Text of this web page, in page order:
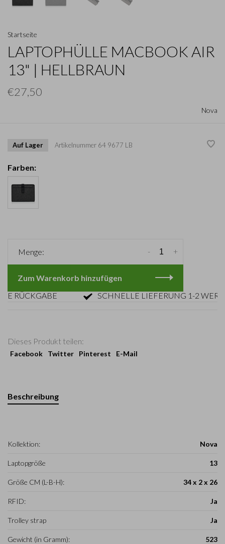
Startseite
LAPTOPHÜLLE MACBOOK AIR
13" | HELLBRAUN
€27,50
Nova
Auf Lager Artikelnummer 64 9677 LB
Farben:
Menge: +
-
Zum Warenkorb hinzufügen
SCHNELLE LIEFERUNG 1-2
Dieses Produkt teilen:
Facebook Twitter Pinterest E-Mail
Beschreibung
Kollektion: Nova
Laptopgröße 13
Größe CM (L-B-H): 34 x 2 x 26
RFID: Ja
Trolley strap Ja
Gewicht (in Gramm): 523